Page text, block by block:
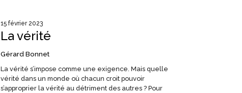
15 février 2023
La vérité
Gérard Bonnet
La vérité s’impose comme une exigence. Mais quelle
vérité dans un monde où chacun croit pouvoir
s’approprier la vérité au détriment des autres ? Pour